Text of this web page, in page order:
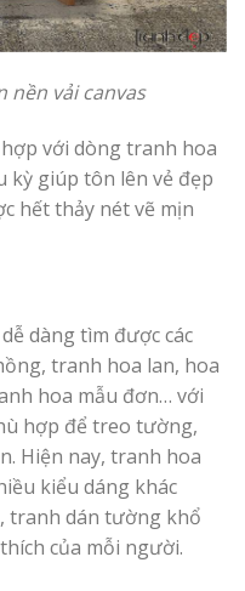
nền vải canvas
với dòng tranh hoa
kỳ giúp tôn lên vẻ đẹp
hết thảy nét vẽ mịn
dàng tìm được các
tranh hoa lan, hoa
hoa mẫu đơn… với
hợp để treo tường,
Hiện nay, tranh hoa
kiểu dáng khác
tranh dán tường khổ
của mỗi người.